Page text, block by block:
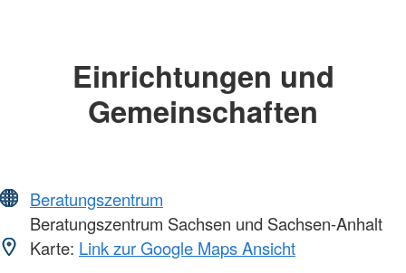
Einrichtungen und
Gemeinschaften
Beratungszentrum
Beratungszentrum Sachsen und Sachsen-Anhalt
Karte: Link zur Google Maps Ansicht